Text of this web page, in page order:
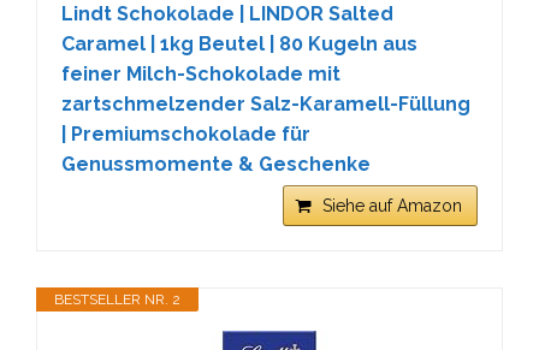
Lindt Schokolade | LINDOR Salted
Caramel | 1kg Beutel | 80 Kugeln aus
feiner Milch-Schokolade mit
zartschmelzender Salz-Karamell-Füllung
| Premiumschokolade für
Genussmomente & Geschenke
Siehe auf Amazon
BESTSELLER NR. 2